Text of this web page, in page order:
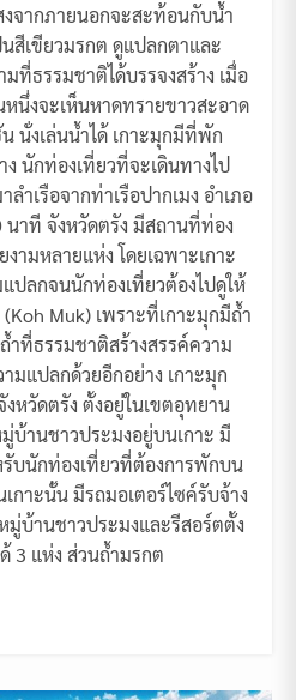
งจากภายนอกจะสะท้อนกับน้ำ
สีเขียวมรกต ดูแปลกตาและ
ที่ธรรมชาติได้บรรจงสร้าง เมื่อ
นึ่งจะเห็นหาดทรายขาวสะอาด
นั่งเล่นน้ำได้ เกาะมุกมีที่พัก
ง นักท่องเที่ยวที่จะเดินทางไป
ลำเรือจากท่าเรือปากเมง อำเภอ
นาที จังหวัดตรัง มีสถานที่ท่อง
ามหลายแห่ง โดยเฉพาะเกาะ
ปลกจนนักท่องเที่ยวต้องไปดูให้
Muk) เพราะที่เกาะมุกมีถ้ำ
ำที่ธรรมชาติสร้างสรรค์ความ
มแปลกด้วยอีกอย่าง เกาะมุก
หวัดตรัง ตั้งอยู่ในเขตอุทยาน
บ้านชาวประมงอยู่บนเกาะ มี
บนักท่องเที่ยวที่ต้องการพักบน
กาะนั้น มีรถมอเตอร์ไซค์รับจ้าง
มู่บ้านชาวประมงและรีสอร์ตตั้ง
3 แห่ง ส่วนถ้ำมรกต